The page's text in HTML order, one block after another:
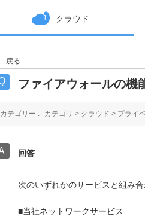
クラウド
戻る
ファイアウォールの機
カテゴリー : カテゴリ > クラウド > プライ
回答
次のいずれかのサービスと組み
■当社ネットワークサービス